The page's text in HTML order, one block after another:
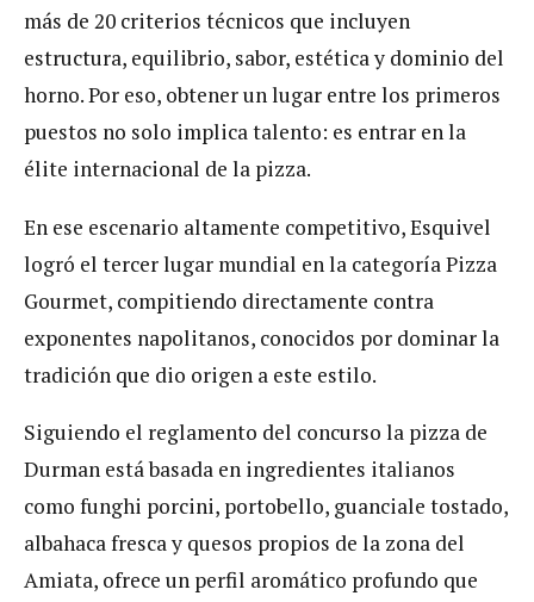
más de 20 criterios técnicos que incluyen
estructura, equilibrio, sabor, estética y dominio del
horno. Por eso, obtener un lugar entre los primeros
puestos no solo implica talento: es entrar en la
élite internacional de la pizza.
En ese escenario altamente competitivo, Esquivel
logró el tercer lugar mundial en la categoría Pizza
Gourmet, compitiendo directamente contra
exponentes napolitanos, conocidos por dominar la
tradición que dio origen a este estilo.
Siguiendo el reglamento del concurso la pizza de
Durman está basada en ingredientes italianos
como funghi porcini, portobello, guanciale tostado,
albahaca fresca y quesos propios de la zona del
Amiata, ofrece un perfil aromático profundo que